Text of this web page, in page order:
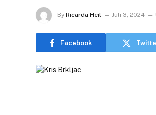
By Ricarda Heil Juli 3, 2024
Facebook